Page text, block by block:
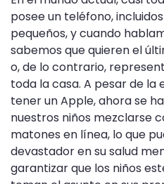
posee un teléfono,
pequeños, y cuando
sabemos que quieren el
o, de lo contrario,
toda la casa. A pesar de
tener un Apple, ahora se
nuestros niños mezclarse
matones en línea, lo que
devastador en su salud
garantizar que los niños